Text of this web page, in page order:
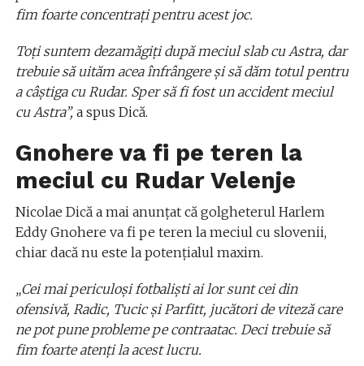
fim foarte concentraţi pentru acest joc.
Toţi suntem dezamăgiţi după meciul slab cu Astra, dar
trebuie să uităm acea înfrângere şi să dăm totul pentru
a câştiga cu Rudar. Sper să fi fost un accident meciul
cu Astra”,a spus Dică.
Gnohere va fi pe teren la
meciul cu Rudar Velenje
Nicolae Dică a mai anunțat că golgheterul Harlem
Eddy Gnohere va fi pe teren la meciul cu slovenii,
chiar dacă nu este la potențialul maxim.
„Cei mai periculoşi fotbalişti ai lor sunt cei din
ofensivă, Radic, Tucic şi Parfitt, jucători de viteză care
ne pot pune probleme pe contraatac. Deci trebuie să
fim foarte atenţi la acest lucru.